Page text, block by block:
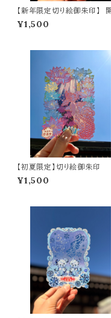
【新年限定切り絵御朱印】
寶舟（A6サイズ）
¥1,500
【初夏限定】切り絵御朱印
¥1,500